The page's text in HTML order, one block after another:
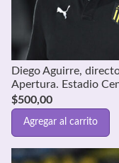
Diego Aguirre,
Apertura. Estadio
$500,00
Agregar al carrito